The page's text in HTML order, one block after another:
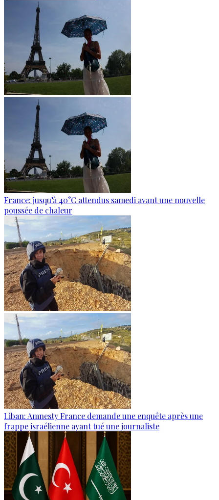
France: jusqu’à 40°C attendus samedi avant une nouvelle
poussée de chaleur
Liban: Amnesty France demande une enquête après une
frappe israélienne ayant tué une journaliste